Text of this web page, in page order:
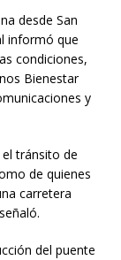
desde San
informó que
condiciones,
Bienestar
y
tránsito de
de quienes
carretera
del puente